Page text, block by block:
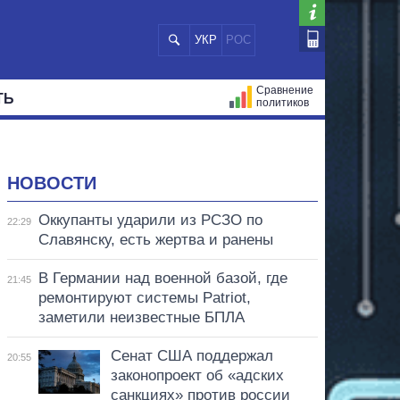
УКР РОС
Сравнение
политиков
НОВОСТИ
22:29
Оккупанты ударили из РСЗО по
Славянску, есть жертва и ранены
21:45
В Германии над военной базой, где
ремонтируют системы Patriot,
заметили неизвестные БПЛА
20:55
Сенат США поддержал
законопроект об «адских
санкциях» против россии